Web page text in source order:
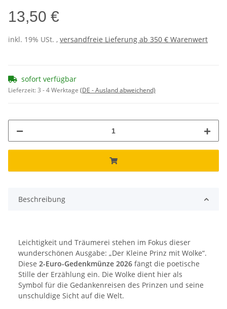
13,50 €
inkl. 19% USt. , versandfreie Lieferung ab 350 € Warenwert
sofort verfügbar
Lieferzeit:3 - 4 Werktage (DE - Ausland abweichend)
Beschreibung
Leichtigkeit und Träumerei stehen im Fokus dieser
wunderschönen Ausgabe: „Der Kleine Prinz mit Wolke“.
Diese 2-Euro-Gedenkmünze 2026 fängt die poetische
Stille der Erzählung ein. Die Wolke dient hier als
Symbol für die Gedankenreisen des Prinzen und seine
unschuldige Sicht auf die Welt.